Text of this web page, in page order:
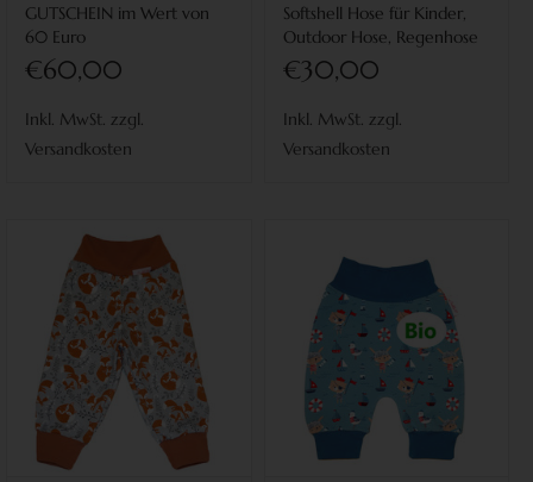
GUTSCHEIN im Wert von
60 Euro
€60,00
Inkl. MwSt. zzgl.
Versandkosten
Softshell Hose für Kinder,
Outdoor Hose, Regenhose
€30,00
Inkl. MwSt. zzgl.
Versandkosten